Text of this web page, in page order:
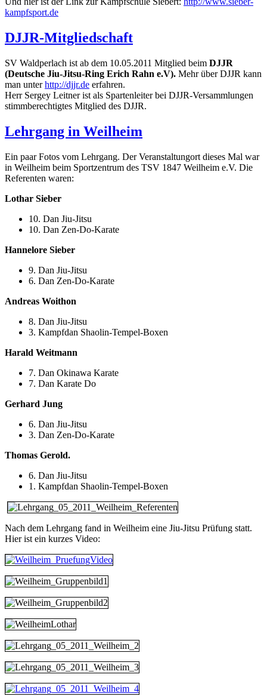
kampfsport.de
DJJR-Mitgliedschaft
SV Waldperlach ist ab dem 10.05.2011 Mitglied beim DJJR
(Deutsche Jiu-Jitsu-Ring Erich Rahn e.V). Mehr über DJJR kann
man unterhttp://djjr.de erfahren.
Herr Sergey Leitner ist als Spartenleiter bei DJJR-Versammlungen
stimmberechtigtes Mitglied des DJJR.
Lehrgang in Weilheim
Ein paar Fotos vom Lehrgang. Der Veranstaltungort dieses Mal war
in Weilheim beim Sportzentrum des TSV 1847 Weilheim e.V. Die
Referenten waren:
Lothar Sieber
10. Dan Jiu-Jitsu
10. Dan Zen-Do-Karate
Hannelore Sieber
9. Dan Jiu-Jitsu
6. Dan Zen-Do-Karate
Andreas Woithon
8. Dan Jiu-Jitsu
3. Kampfdan Shaolin-Tempel-Boxen
Harald Weitmann
7. Dan Okinawa Karate
7. Dan Karate Do
Gerhard Jung
6. Dan Jiu-Jitsu
3. Dan Zen-Do-Karate
Thomas Gerold.
6. Dan Jiu-Jitsu
1. Kampfdan Shaolin-Tempel-Boxen
Nach dem Lehrgang fand in Weilheim eine Jiu-Jitsu Prüfung statt.
Hier ist ein kurzes Video: